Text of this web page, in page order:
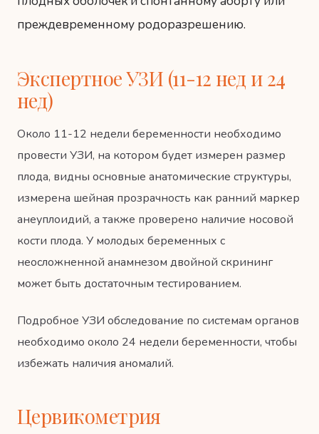
преждевременному родоразрешению.
Экспертное УЗИ (11-12 нед и 24
нед)
Около 11-12 недели беременности необходимо
провести УЗИ, на котором будет измерен размер
плода, видны основные анатомические структуры,
измерена шейная прозрачность как ранний маркер
анеуплоидий, а также проверено наличие носовой
кости плода. У молодых беременных с
неосложненной анамнезом двойной скрининг
может быть достаточным тестированием.
Подробное УЗИ обследование по системам органов
необходимо около 24 недели беременности, чтобы
избежать наличия аномалий.
Цервикометрия